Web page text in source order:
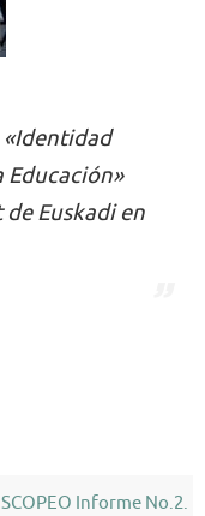
Educación»
Euskadi en
SCOPEO Informe No.2.